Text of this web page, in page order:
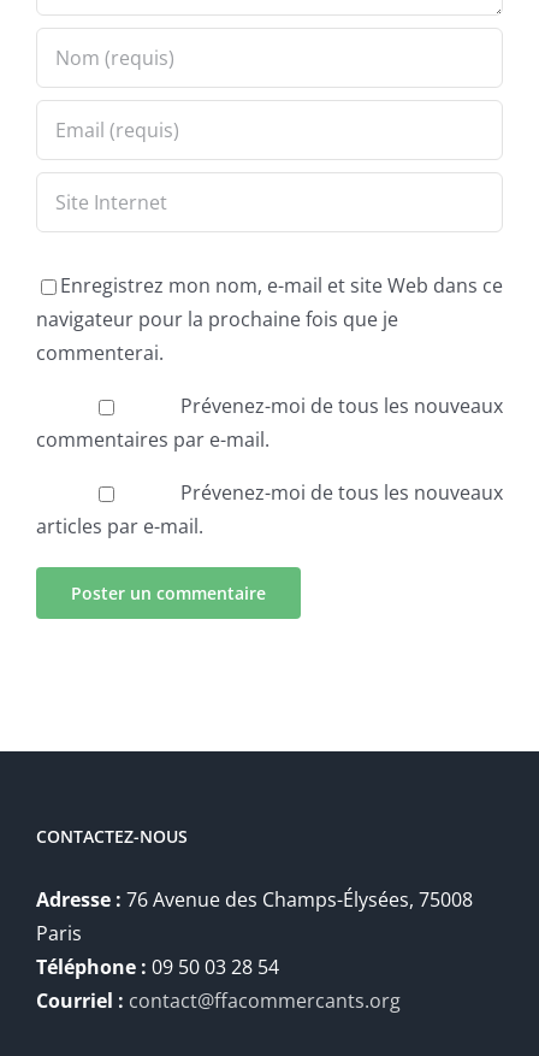
Enregistrez mon nom, e-mail et site Web dans ce
navigateur pour la prochaine fois que je
commenterai.
Prévenez-moi de tous les nouveaux
commentaires par e-mail.
Prévenez-moi de tous les nouveaux
articles par e-mail.
CONTACTEZ-NOUS
Adresse : 76 Avenue des Champs-Élysées, 75008
Paris
Téléphone : 09 50 03 28 54
Courriel : contact@ffacommercants.org